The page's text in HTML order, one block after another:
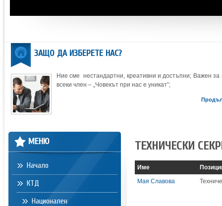
ЗАЩО ДА ИЗБЕРЕТЕ НАС?
Ние сме нестандартни, креативни и достъпни; Важен за
всеки член – „Човекът при нас е уникат”;
ТЕХНИЧЕСКИ
Име
Мая Славова
МЕНЮ
Начало
КТД
Национален